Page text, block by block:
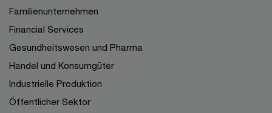
Familienunternehmen
Financial Services
Gesundheitswesen und Pharma
Handel und Konsumgüter
Industrielle Produktion
Öffentlicher Sektor